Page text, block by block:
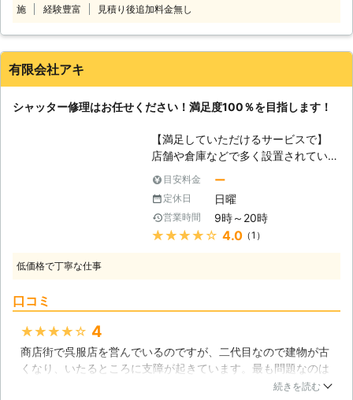
ペースにも差があります。雨や風にさ
らされることが多い場合はその分錆び
やすくなるので、定期的に状態を確認
受けることがある地域の方もこまめに
シャッターカーテンを掃除するなどの
手入れをお忘れずに。耐久性が低下し
てしまうと同時に生活の安全も損なわ
れていきますので、シャッターの状態
にはくれぐれも注意しておきましょ
う。
シャッター110番は、日本全国にて数
で、迅速な対応が可能です。 各加盟
握。 最適な修理方法とお見積りをご
提案させていただきます。 安心の明
切発生しません。 もちろん、お見積
り後のキャンセルも可能ですので、キ
ャンセルする際も遠慮なくお申し付け
できるよう加盟店スタッフ一同努めて
いますのでご安心ください。 24時間
365日年中無休でお客様からのご依頼
施
経験豊富 見積り後追加料金無し
有限会社アキ
シャッター修理はお任せください！満足度100％を目指します！
【満足していただけるサービスで】
店舗や倉庫などで多く設置されている
シャッターですが、最近では一般の家
庭でもシャッターを設置することが多
くなりました。シャッターといっても
タイプが様々あり、防犯に特化した電
動シャッターの需要も高まっていま
「有限会社アキ」はシャッター修理に
迅速に対応し、原因箇所をポンポイン
トで修理いたします。皆さまの快適な
目安料金 ー
定休日 日曜
営業時間 9時～20時
★★★★★ 4.0（1）
低価格で丁寧な仕事
口コミ
★★★★★ 4
商店街で呉服店を営んでいるのですが、二代目なので建物が古
くなり、いたるところに支障が起きています。最も問題なのは
お客さんが入る入口のシャッターでした。店舗のため毎日4枚
続きを読む